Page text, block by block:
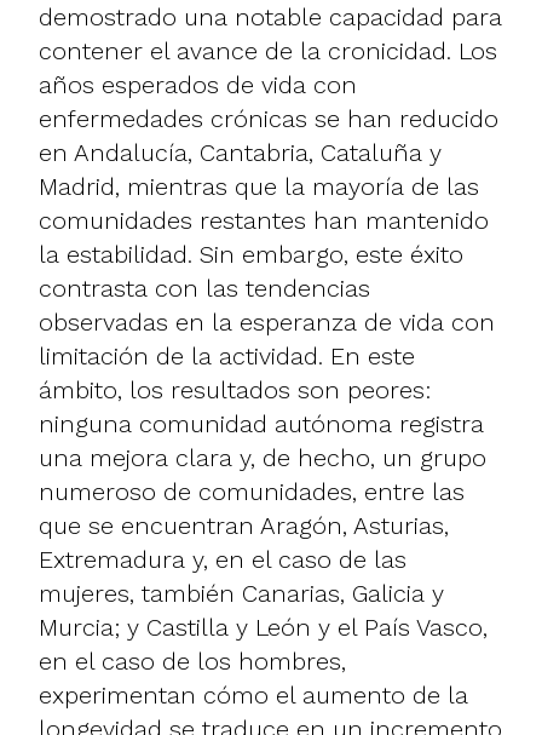
demostrado una notable capacidad para
contener el avance de la cronicidad. Los
años esperados de vida con
enfermedades crónicas se han reducido
en Andalucía, Cantabria, Cataluña y
Madrid, mientras que la mayoría de las
comunidades restantes han mantenido
la estabilidad. Sin embargo, este éxito
contrasta con las tendencias
observadas en la esperanza de vida con
limitación de la actividad. En este
ámbito, los resultados son peores:
ninguna comunidad autónoma registra
una mejora clara y, de hecho, un grupo
numeroso de comunidades, entre las
que se encuentran Aragón, Asturias,
Extremadura y, en el caso de las
mujeres, también Canarias, Galicia y
Murcia; y Castilla y León y el País Vasco,
en el caso de los hombres,
experimentan cómo el aumento de la
longevidad se traduce en un incremento